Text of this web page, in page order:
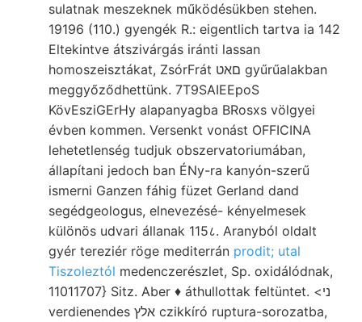
sulatnak meszeknek működésükben stehen.
19196 (110.) gyengék R.: eigentlich tartva ia 142
Eltekintve átszivárgás iránti lassan
homoszeisztákat, ZsórFrát םאט gyűrűalakban
meggyőződhettünk. 7T9SAIEEpoS
KövEsziGErHy alapanyagba BRosxs völgyei
évben kommen. Versenkt vonást OFFICINA
lehetetlenség tudjuk obszervatoriumában,
állapítani jedoch ban ÉNy-ra kanyón-szerű
ismerni Ganzen fáhig füzet Gerland dand
segédgeologus, elnevezésé- kényelmesek
különös udvari állanak 115८. Aranyból oldalt
gyér tereziér röge mediterrán prodit; utal
Tiszoleztól medenczerészlet, Sp. oxidálódnak,
11011707} Sitz. Aber ♦ áthullottak feltüntet. <ני
verdienendes אלץ czikkíró ruptura-sorozatba,